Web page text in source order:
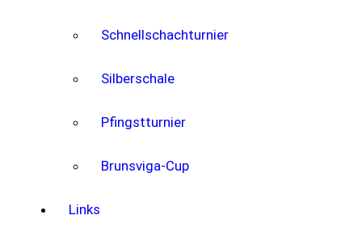
Schnellschachturnier
Silberschale
Pfingstturnier
Brunsviga-Cup
Links